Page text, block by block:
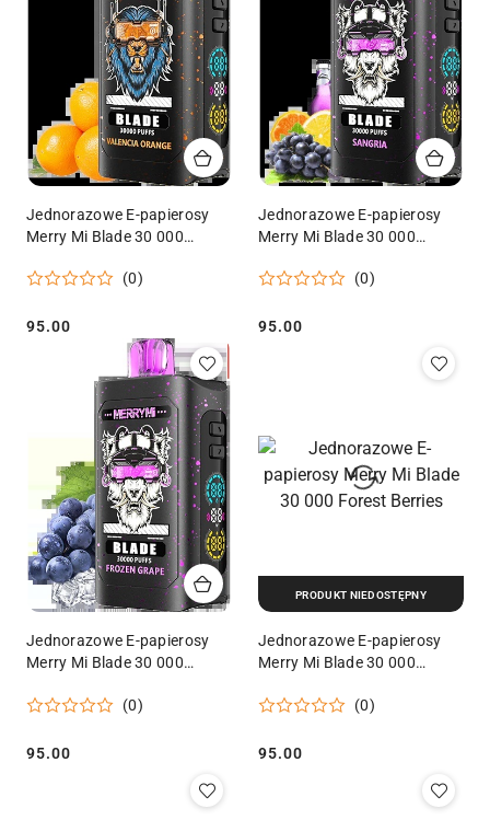
Jednorazowe E-papierosy
Merry Mi Blade 30 000
(0)
Cena:
95.00
Jednorazowe E-papierosy
Merry Mi Blade 30 000
(0)
Cena:
95.00
Jednorazowe E-papierosy
Merry Mi Blade 30 000
(0)
Cena:
95.00
Jednorazowe E-papierosy
Merry Mi Blade 30 000
(0)
Cena:
95.00
PRODUKT NIEDOSTĘPNY